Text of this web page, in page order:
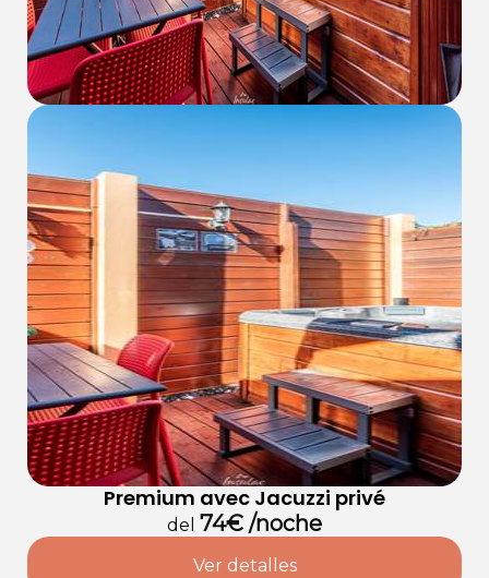
Premium avec Jacuzzi privé
del 74€ /noche
Ver detalles